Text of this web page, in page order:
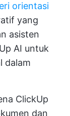
orientasi
yang
asisten
AI untuk
dalam
ClickUp
dan